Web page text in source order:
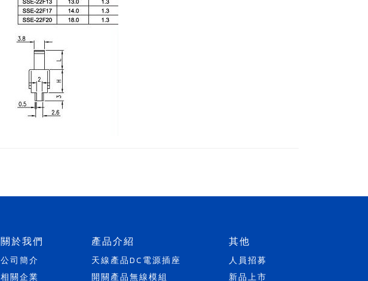
關於我們
公司簡介
相關企業
產品介紹
天線產品
開關產品
DC電源插座
無線模組
其他
人員招募
新品上市